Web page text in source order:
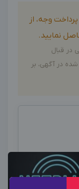
وجه، از
نمایید.
در قبال
در آگهی، بر
شد
ببینید